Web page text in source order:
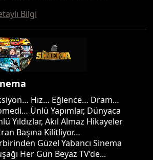
Bilgi
Hız… Eğlence… Dram…
Ünlü Yapımlar, Dünyaca
Yıldızlar, Akıl Almaz Hikayeler
Başına Kilitliyor…
Güzel Yabancı Sinema
Her Gün Beyaz TV’de...